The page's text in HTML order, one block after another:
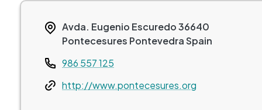
Avda. Eugenio Escuredo36640
Pontecesures PontevedraSpain
Teléfono
986 557 125
Webhttp://www.pontecesures.org